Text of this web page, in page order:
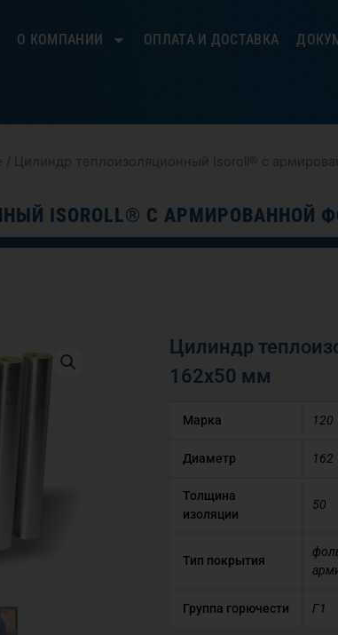
О КОМПАНИИ ОПЛАТА И ДОСТАВКА
/ Цилиндр теплоизоляционный Isoroll® с
ISOROLL® С АРМИРОВАННОЙ
Цилиндр
162х50 мм
Марка 120
Диаметр 162
Толщина
изоляции
50
Тип покрытия
Группа горючести Г1